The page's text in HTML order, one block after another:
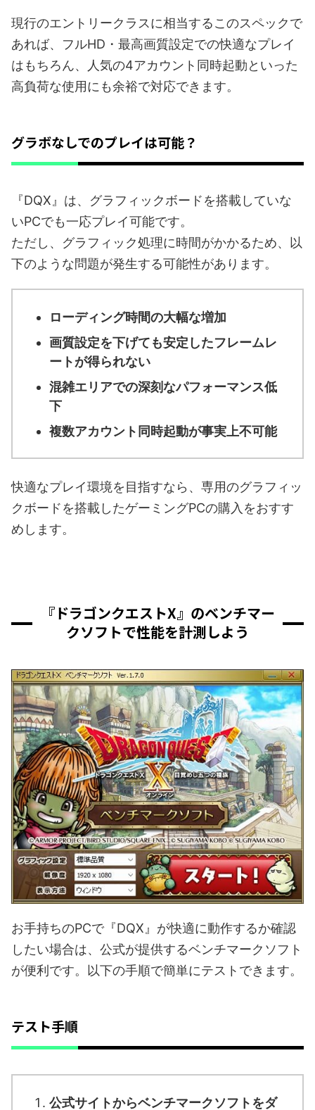
現行のエントリークラスに相当するこのスペックで
あれば、フルHD・最高画質設定での快適なプレイ
はもちろん、人気の4アカウント同時起動といった
高負荷な使用にも余裕で対応できます。
グラボなしでのプレイは可能？
『DQX』は、グラフィックボードを搭載していな
いPCでも一応プレイ可能です。
ただし、グラフィック処理に時間がかかるため、以
下のような問題が発生する可能性があります。
ローディング時間の大幅な増加
画質設定を下げても安定したフレームレ
ートが得られない
混雑エリアでの深刻なパフォーマンス低
下
複数アカウント同時起動が事実上不可能
快適なプレイ環境を目指すなら、専用のグラフィッ
クボードを搭載したゲーミングPCの購入をおすす
めします。
『ドラゴンクエストX』のベンチマー
クソフトで性能を計測しよう
お手持ちのPCで『DQX』が快適に動作するか確認
したい場合は、公式が提供するベンチマークソフト
が便利です。以下の手順で簡単にテストできます。
テスト手順
公式サイトからベンチマークソフトをダ